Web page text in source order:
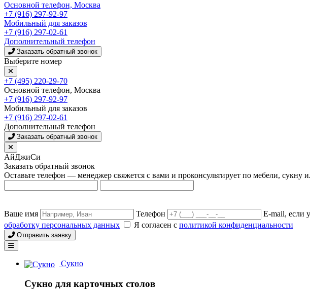
Основной телефон, Москва
+7 (916) 297-92-97
Мобильный для заказов
+7 (916) 297-02-61
Дополнительный телефон
Заказать обратный звонок
Выберите номер
+7 (495) 220-29-70
Основной телефон, Москва
+7 (916) 297-92-97
Мобильный для заказов
+7 (916) 297-02-61
Дополнительный телефон
Заказать обратный звонок
АйДжиСи
Заказать обратный звонок
Оставьте телефон — менеджер свяжется с вами и проконсультирует по мебели, сукну
Ваше имя Телефон E-mail, если
обработку персональных данных
Я согласен с политикой конфиденциальности
Отправить заявку
Сукно
Сукно для карточных столов